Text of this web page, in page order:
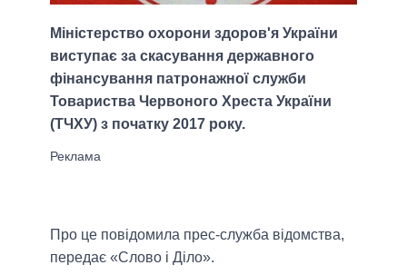
Міністерство охорони здоров'я України
виступає за скасування державного
фінансування патронажної служби
Товариства Червоного Хреста України
(ТЧХУ) з початку 2017 року.
Про це повідомила прес-служба відомства,
передає «Слово і Діло».